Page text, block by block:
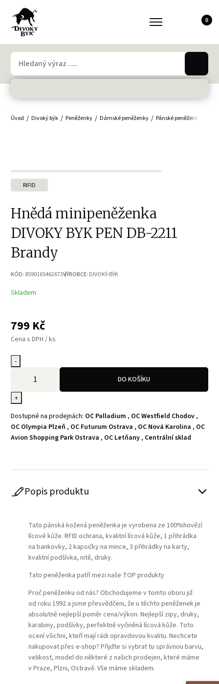
0
Úvod Divoký býk Peněženky Dámské peněženky Pánské peněženky
RIFID
Hnědá minipeněženka
DIVOKY BYK PEN DB-2211
Brandy
KÓD: 8590165462673VÝROBCE: DIVOKÝ-BÝK
Skladem
799 Kč
Cena s DPH / ks
-
+
DO KOŠÍKU
Dostupné na prodejnách: OC Palladium , OC Westfield Chodov ,
OC Olympia Plzeň , OC Futurum Ostrava , OC Nová Karolina , OC
Avion Shopping Park Ostrava , OC Letňany , Centrální sklad
Popis produktu
Play
Tato pánská kožená peněženka je vyrobena ze 100%hovězí
lícové kůže. RFID ochrana, kvalitní lícová kůže, 1 přihrádka
na bankovky, 2 kapsičky na mince, 3 přihrádky na karty,
kvalitní podšívka, nitě, druky.
Tato peněženka patří mezi naše TOP produkty
Proč peněženku od nás? Obchodujeme v tomto oboru již
od roku 1992 a jsme přesvědčeni, že u těchto peněženek je
absolutně nejlepší poměr cena/výkon. Nejlepší zipy, druky,
karabiny, podšívky, perfektně vyčiněná lícová kůže. Toto
ocení všichni, kteří mají rádi opravdovou kvalitu. Nechcete
nakupovat přes e-shop? Přijďte si vybrat tu správnou barvu,
velikost, model do některé z našich prodejen, které máme
v Praze, Plzni, Ostravě. Vše máme skladem.